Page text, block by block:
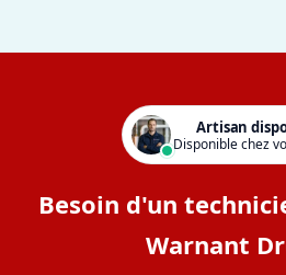
Artisan
Disponible chez
Besoin d'un
Warnant